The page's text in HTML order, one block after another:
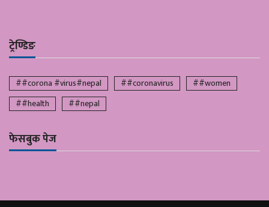
ट्रेण्डिङ
##corona #virus#nepal ##coronavirus
##women
##health
##nepal
फेसबुक पेज